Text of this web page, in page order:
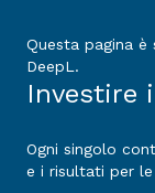
Questa pagina
DeepL.
Investire
Ogni singolo
e i risultati per